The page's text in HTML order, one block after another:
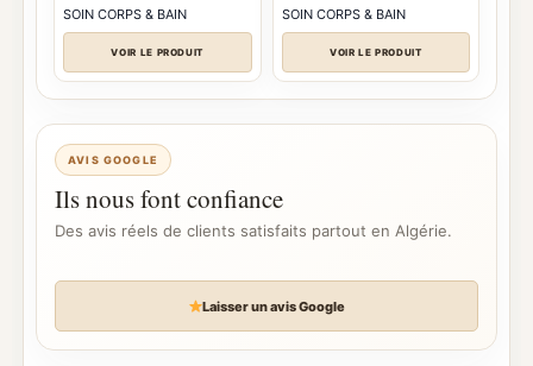
SOIN CORPS & BAIN
VOIR LE PRODUIT
SOIN CORPS & BAIN
VOIR LE PRODUIT
AVIS GOOGLE
Ils nous font confiance
Des avis réels de clients satisfaits partout en Algérie.
Laisser un avis Google